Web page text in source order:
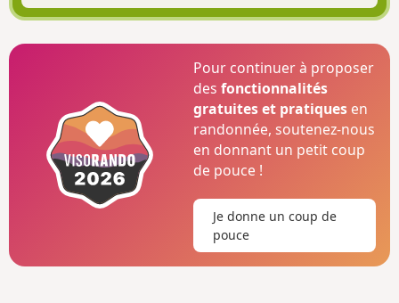
Pour continuer à proposer
desfonctionnalités
gratuites et pratiques en
randonnée, soutenez-nous
en donnant un petit coup
de pouce !
Je donne un coup de
pouce